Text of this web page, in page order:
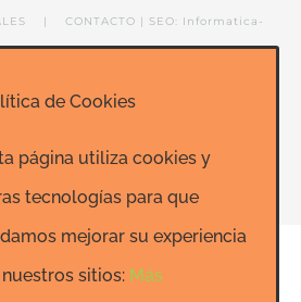
| CONTACTO | SEO: Informatica-
LinkedInYouTube
de Cookies
página utiliza cookies y
tecnologías para que
mejorar su experiencia
sitios: Más